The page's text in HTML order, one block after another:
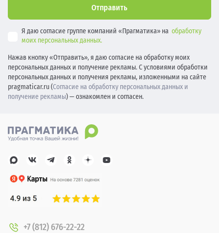
Отправить
Я даю согласие группе компаний «Прагматика» на обработку
моих персональных данных.
Нажав кнопку «Отправить», я даю согласие на обработку моих
персональных данных и получение рекламы. С условиями обработки
персональных данных и получения рекламы, изложенными на сайте
pragmaticar.ru (Согласие на обработку персональных данных и
получение рекламы) — ознакомлен и согласен.
+7 (812) 676-22-22